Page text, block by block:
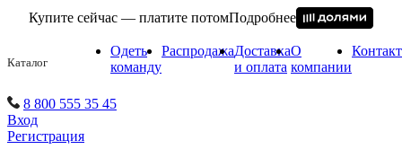
Купите сейчас — платите потомПодробнее
Каталог
Одеть
команду
РаспродажаДоставка
и оплата
О
компании
8 800 555 35 45
Вход
Регистрация